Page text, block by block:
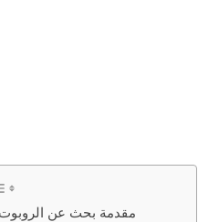
مقدمة بحث عن الروبوت